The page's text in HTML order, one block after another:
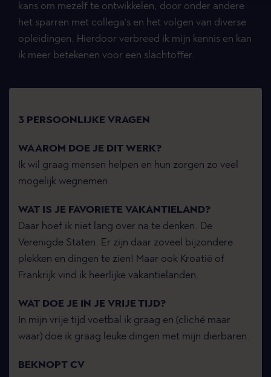
kans om mezelf te ontwikkelen, door onder andere
het sparren met collega’s en het volgen van diverse
opleidingen. Hierdoor verbreed ik mijn kennis en kan
ik meer betekenen voor een slachtoffer.
3 PERSOONLIJKE VRAGEN
WAAROM DOE JE DIT WERK?
Ik wil graag mensen helpen en hun zorgen zo veel
mogelijk wegnemen.
WAT IS JE FAVORIETE VAKANTIELAND?
Daar hoef ik niet lang over na te denken. De
Verenigde Staten. Er zijn daar zoveel bijzondere
plekken en dingen te zien! Maar ook Kroatië of
Frankrijk vind ik heerlijke vakantielanden.
WAT DOE JE IN JE VRIJE TIJD?
In mijn vrije tijd voetbal ik graag en (cliché maar
waar) doe ik graag leuke dingen met mijn dierbaren.
BEKNOPT CV